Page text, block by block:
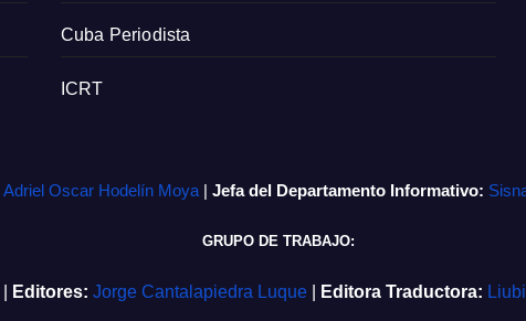
Cuba Periodista
ICRT
Adriel Oscar Hodelín Moya | Jefa del Departamento Informativo:
GRUPO DE TRABAJO:
Editores: Jorge Cantalapiedra Luque Editora Traductora: